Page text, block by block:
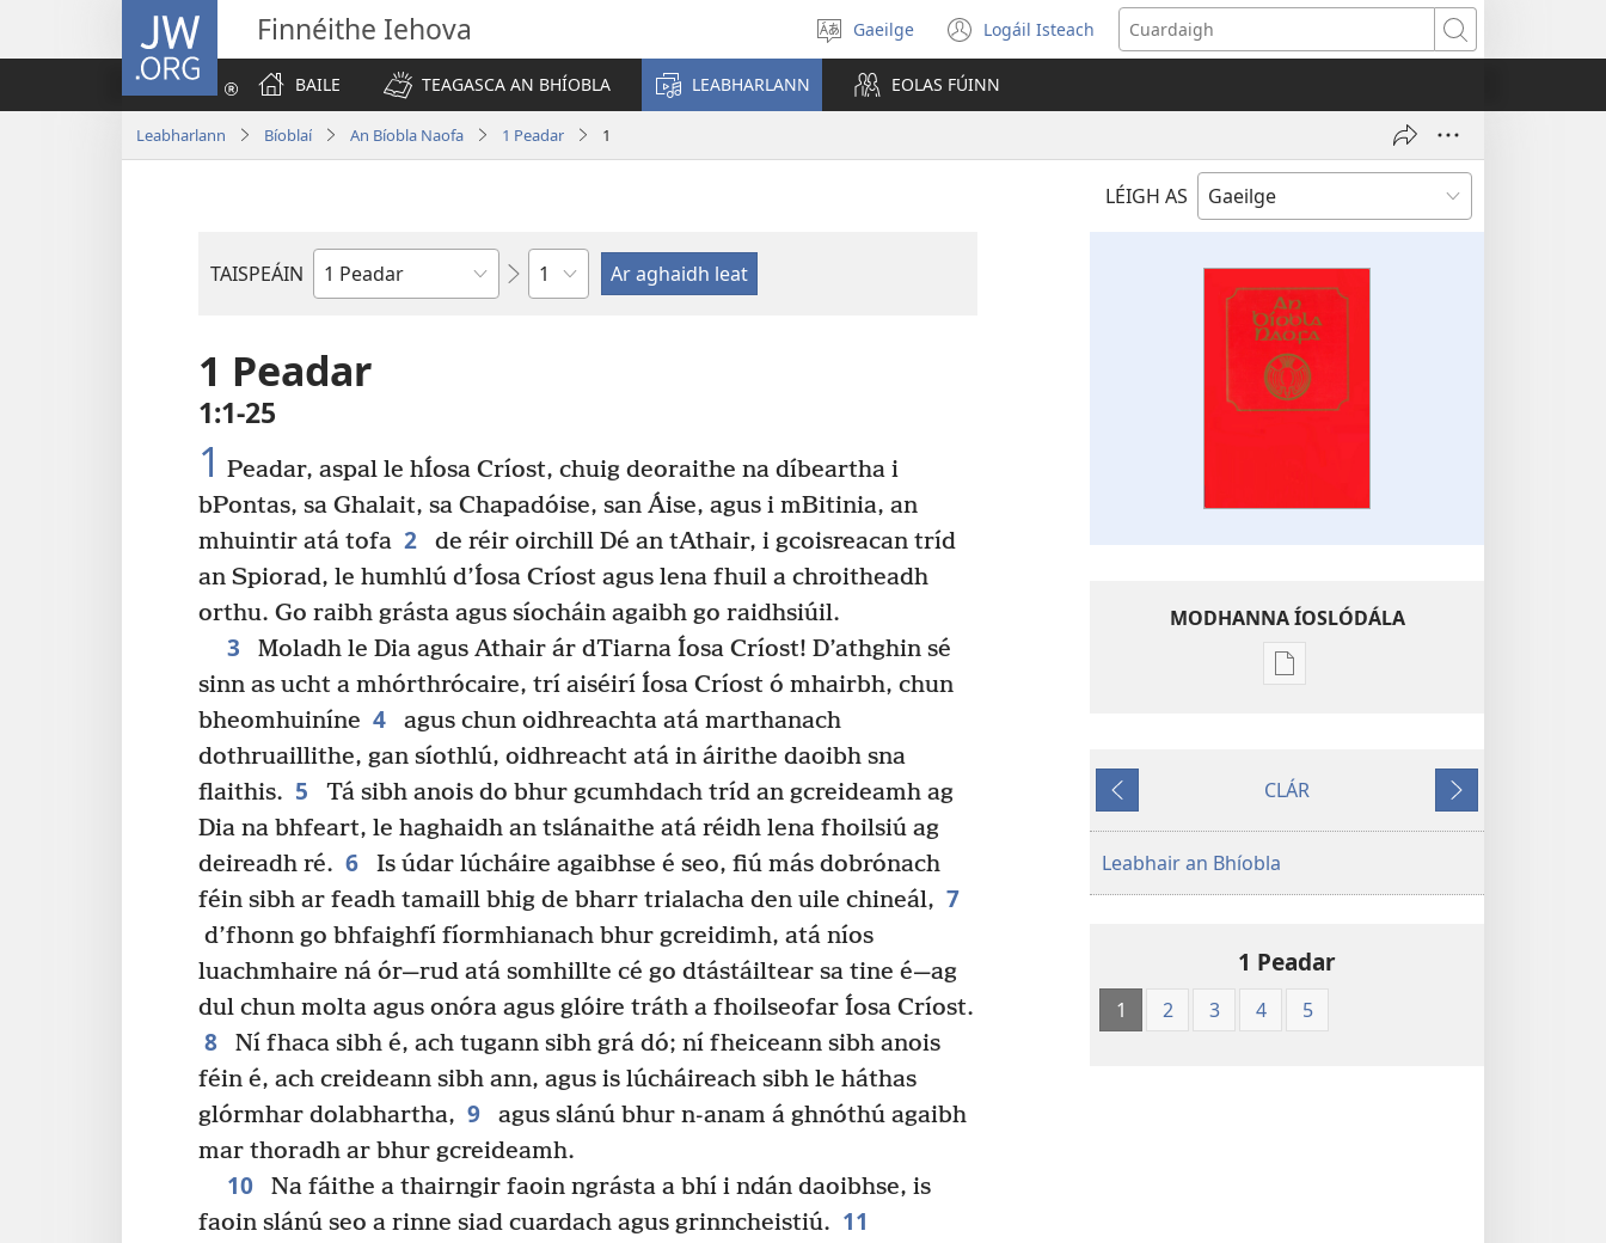
JW.ORG Finnéithe Iehova
Roghnaigh
teanga
Gaeilge Logáil Isteach
(opens
new
Cuardaigh
BAILE
TEAGASCA AN BHÍOBLA LEABHARLANN EOLAS FÚINN
Leabharlann Bíoblaí An Bíobla Naofa 1 Peadar 1
LÉIGH AS
TAISPEÁIN
Leabhar
Chapter
1 Peadar
1:1-25
1 Peadar, aspal le hÍosa Críost, chuig deoraithe na díbeartha i
bPontas, sa Ghalait, sa Chapadóise, san Áise, agus i mBitinia, an
mhuintir atá tofa 2
de réir oirchill Dé an tAthair, i gcoisreacan tríd
an Spiorad, le humhlú d’Íosa Críost agus lena fhuil a chroitheadh
orthu. Go raibh grásta agus síocháin agaibh go raidhsiúil.
3
Moladh le Dia agus Athair ár dTiarna Íosa Críost! D’athghin sé
sinn as ucht a mhórthrócaire, trí aiséirí Íosa Críost ó mhairbh, chun
bheomhuiníne 4
agus chun oidhreachta atá marthanach
dothruaillithe, gan síothlú, oidhreacht atá in áirithe daoibh sna
flaithis. 5
Tá sibh anois do bhur gcumhdach tríd an gcreideamh ag
Dia na bhfeart, le haghaidh an tslánaithe atá réidh lena fhoilsiú ag
deireadh ré. 6
Is údar lúcháire agaibhse é seo, fiú más dobrónach
féin sibh ar feadh tamaill bhig de bharr trialacha den uile chineál, 7
d’fhonn go bhfaighfí fíormhianach bhur gcreidimh, atá níos
luachmhaire ná ór—rud atá somhillte cé go dtástáiltear sa tine é—ag
dul chun molta agus onóra agus glóire tráth a fhoilseofar Íosa Críost.
8
Ní fhaca sibh é, ach tugann sibh grá dó; ní fheiceann sibh anois
féin é, ach creideann sibh ann, agus is lúcháireach sibh le háthas
glórmhar dolabhartha, 9
agus slánú bhur n-anam á ghnóthú agaibh
mar thoradh ar bhur gcreideamh.
10
Na fáithe a thairngir faoin ngrásta a bhí i ndán daoibhse, is
faoin slánú seo a rinne siad cuardach agus grinncheistiú. 11
MODHANNA ÍOSLÓDÁLA
Modhanna
An
SIAR
CLÁR
AR
AGHAIDH
Leabhair an Bhíobla
1 Peadar
1 2 3 4 5